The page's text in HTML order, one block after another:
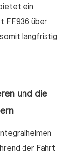
ein
FF936 über
langfristig
und die
der Fahrt